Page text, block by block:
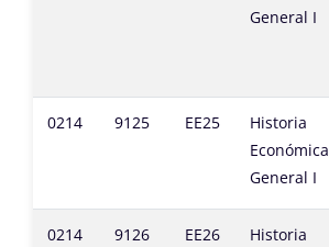
General I
0214 9125 EE25
Historia
Económica
General I
0214 9126 EE26
Historia